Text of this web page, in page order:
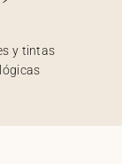
y tintas